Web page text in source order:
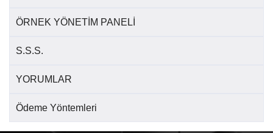
ÖRNEK YÖNETİM PANELİ
S.S.S.
YORUMLAR
Ödeme Yöntemleri